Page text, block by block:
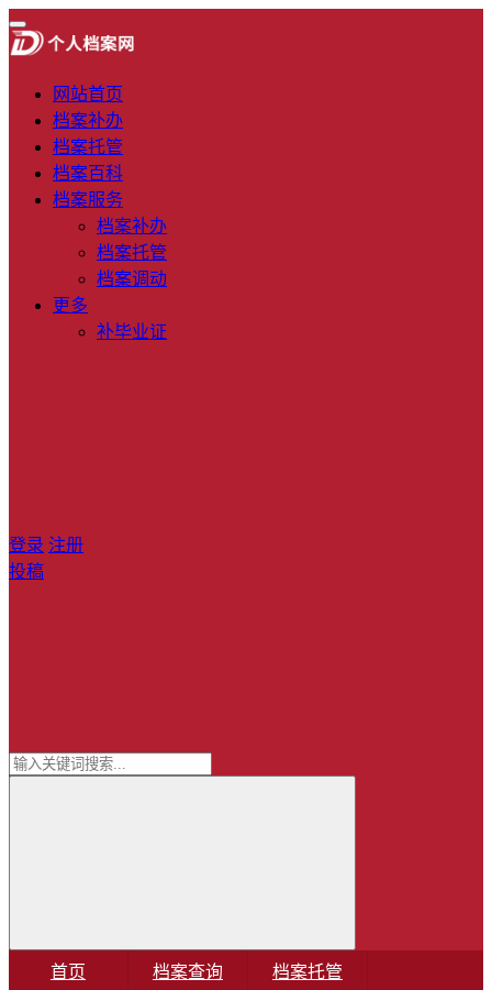
网站首页
档案补办
档案托管
档案百科
档案服务
档案补办
档案托管
档案调动
更多
补毕业证
登录 注册
投稿
首页 档案查询 档案托管